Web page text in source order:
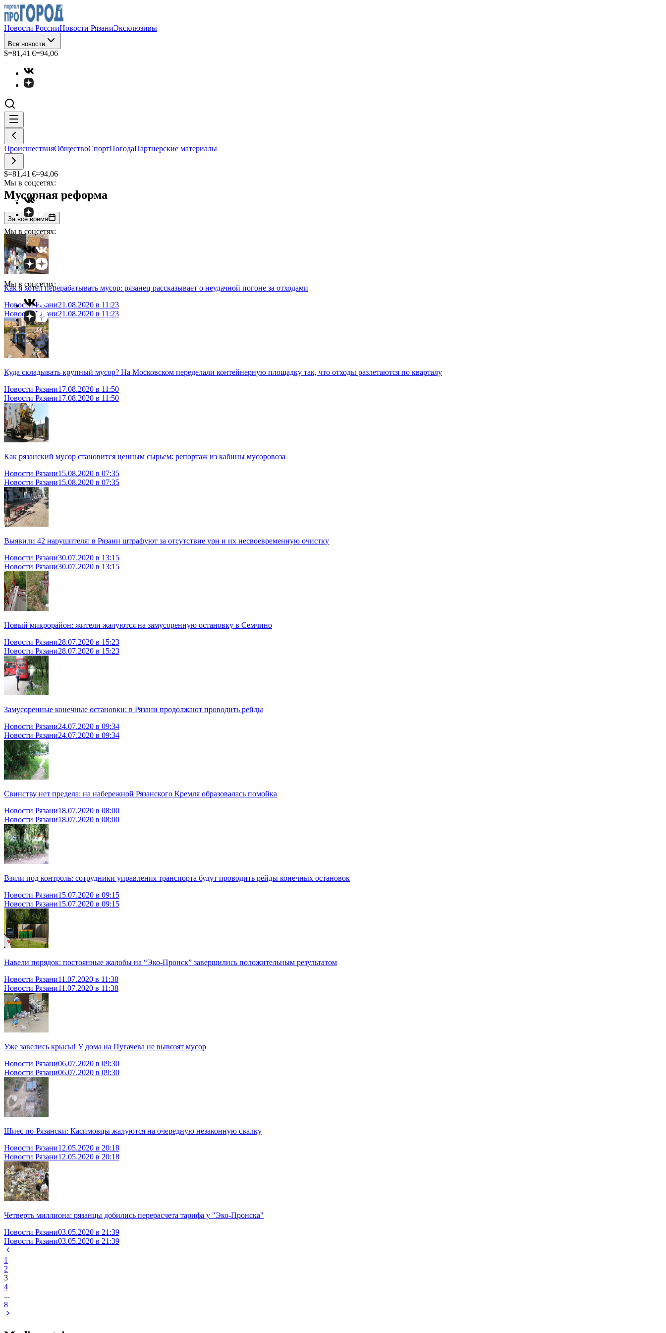
Новости РоссииНовости РязаниЭксклюзивы
Все новости
$=81,41 |€=94,06
ПроисшествияОбществоСпортПогодаПартнерские материалы
$=81,41 |€=94,06
Мы в соцсетях:
Мы в соцсетях:
Мы в соцсетях:
Мусорная реформа
За все время
Как я хотел перерабатывать мусор: рязанец рассказывает о неудачной погоне за отходами
Новости Рязани21.08.2020 в 11:23
Новости Рязани21.08.2020 в 11:23
Куда складывать крупный мусор? На Московском переделали контейнерную площадку так, что отходы разлетаются по кварталу
Новости Рязани17.08.2020 в 11:50
Новости Рязани17.08.2020 в 11:50
Как рязанский мусор становится ценным сырьем: репортаж из кабины мусоровоза
Новости Рязани15.08.2020 в 07:35
Новости Рязани15.08.2020 в 07:35
Выявили 42 нарушителя: в Рязани штрафуют за отсутствие урн и их несвоевременную очистку
Новости Рязани30.07.2020 в 13:15
Новости Рязани30.07.2020 в 13:15
Новый микрорайон: жители жалуются на замусоренную остановку в Семчино
Новости Рязани28.07.2020 в 15:23
Новости Рязани28.07.2020 в 15:23
Замусоренные конечные остановки: в Рязани продолжают проводить рейды
Новости Рязани24.07.2020 в 09:34
Новости Рязани24.07.2020 в 09:34
Свинству нет предела: на набережной Рязанского Кремля образовалась помойка
Новости Рязани18.07.2020 в 08:00
Новости Рязани18.07.2020 в 08:00
Взяли под контроль: сотрудники управления транспорта будут проводить рейды конечных остановок
Новости Рязани15.07.2020 в 09:15
Новости Рязани15.07.2020 в 09:15
Навели порядок: постоянные жалобы на “Эко-Пронск” завершились положительным результатом
Новости Рязани11.07.2020 в 11:38
Новости Рязани11.07.2020 в 11:38
Уже завелись крысы! У дома на Пугачева не вывозят мусор
Новости Рязани06.07.2020 в 09:30
Новости Рязани06.07.2020 в 09:30
Шиес по-Рязански: Касимовцы жалуются на очередную незаконную свалку
Новости Рязани12.05.2020 в 20:18
Новости Рязани12.05.2020 в 20:18
Четверть миллиона: рязанцы добились перерасчета тарифа у "Эко-Пронска"
Новости Рязани03.05.2020 в 21:39
Новости Рязани03.05.2020 в 21:39
1
2
3
4
...
8